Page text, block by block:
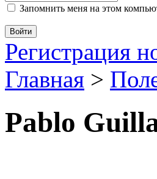
Запомнить меня на этом
Регистрация
Главная >
Pablo